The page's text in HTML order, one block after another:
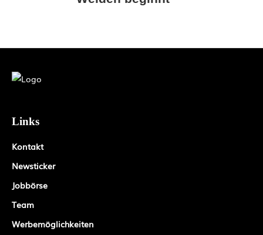
Links
Kontakt
Newsticker
Jobbörse
Team
Werbemöglichkeiten